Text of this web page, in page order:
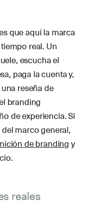
que aquí la marca
real. Un
escucha el
paga la cuenta y,
reseña de
branding
de experiencia. Si
marco general,
de brandingy
reales